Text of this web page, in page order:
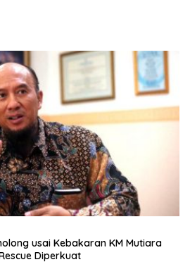
usai Kebakaran KM Mutiara
Diperkuat